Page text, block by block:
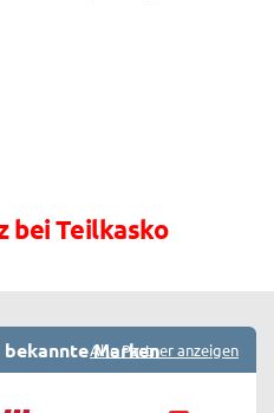
bei Teilkasko
Marken
Alle Partner anzeigen